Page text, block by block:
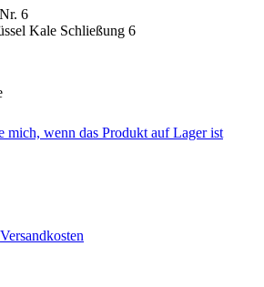
6
Kale Schließung 6
mich, wenn das Produkt auf Lager ist
Versandkosten